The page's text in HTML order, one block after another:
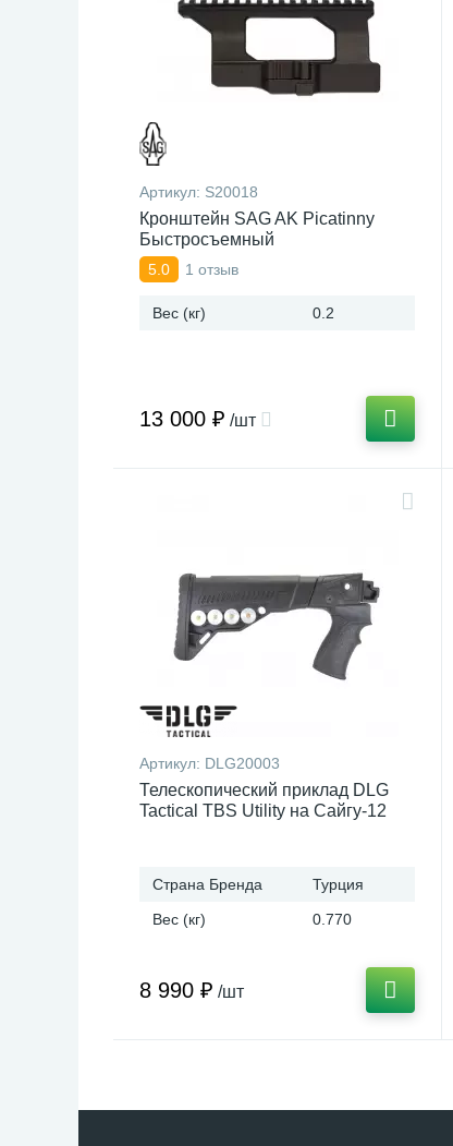
Артикул: S20018
Кронштейн SAG AK Picatinny
Быстросъемный
5.0 1 отзыв
Вес (кг) 0.2
13 000 ₽ /шт
Артикул: DLG20003
Телескопический приклад DLG
Tactical TBS Utility на Сайгу-12
Страна Бренда
Турция
Вес (кг)
0.770
8 990 ₽ /шт